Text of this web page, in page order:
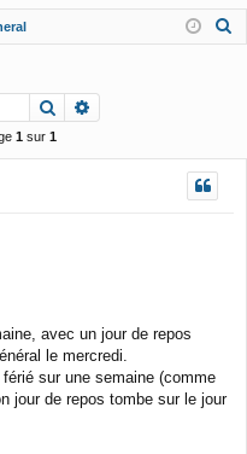
n
ne
n
cri
pt
r
Rechercher
1 sur 1
avec un jour de repos
le mercredi.
sur une semaine (comme
jour de repos tombe sur le jour